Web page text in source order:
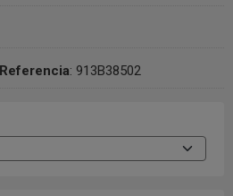
Referencia: 913B38502